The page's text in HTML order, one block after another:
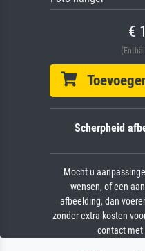
€
Scherpheid
Mocht u
wensen, of een
afbeelding, dan
zonder extra kosten
contact met